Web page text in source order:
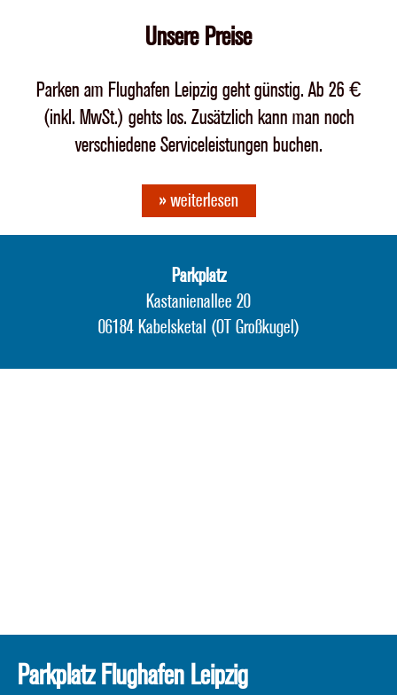
Unsere Preise
Parken am Flughafen Leipzig geht günstig. Ab 26 €
(inkl. MwSt.) gehts los. Zusätzlich kann man noch
verschiedene Serviceleistungen buchen.
» weiterlesen
Parkplatz
Kastanienallee 20
06184 Kabelsketal (OT Großkugel)
Parkplatz Flughafen Leipzig